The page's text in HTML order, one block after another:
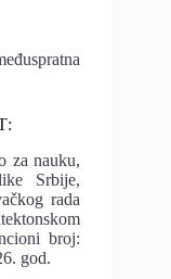
za nauku,
Srbije,
rada
broj:
god.